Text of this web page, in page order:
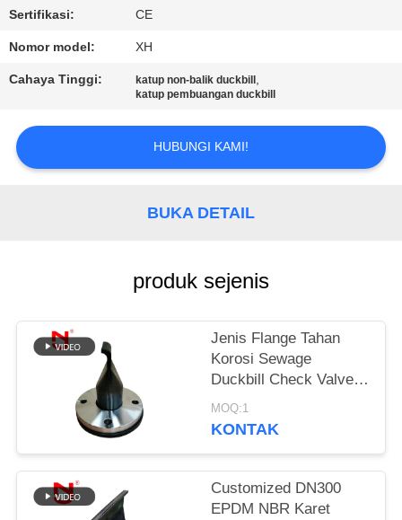
HUBUNGI
KAMI
BERITA
PENAWARAN
KEBIJAKAN
PRIVASI
Sertifikasi: CE
Nomor model: XH
Cahaya Tinggi: katup non-balik duckbill ,
katup pembuangan duckbill
HUBUNGI KAMI!
BUKA DETAIL
produk sejenis
Jenis Flange Tahan
Korosi Sewage
Duckbill Check Valve
Clamp Terhubung
MOQ:1
KONTAK
Customized DN300
EPDM NBR Karet